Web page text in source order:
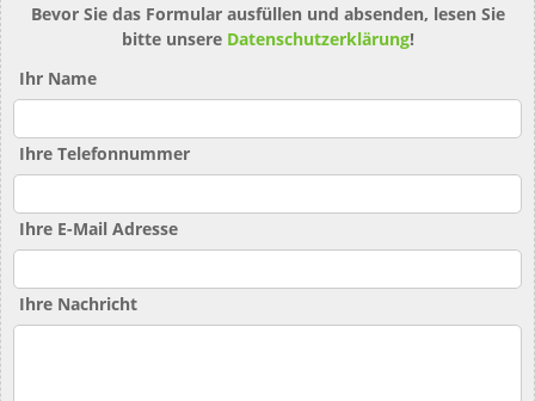
Bevor Sie das Formular ausfüllen und absenden, lesen Sie
bitte unsere Datenschutzerklärung!
Ihr Name
Ihre Telefonnummer
Ihre E-Mail Adresse
Ihre Nachricht